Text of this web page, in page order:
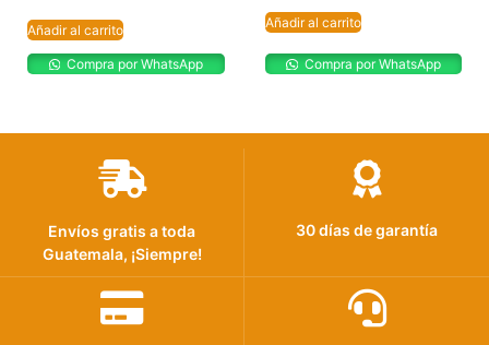
Añadir al carrito
Compra por WhatsApp
Añadir al carrito
Compra por WhatsApp
Envíos gratis a toda
Guatemala, ¡Siempre!
30 días de garantía